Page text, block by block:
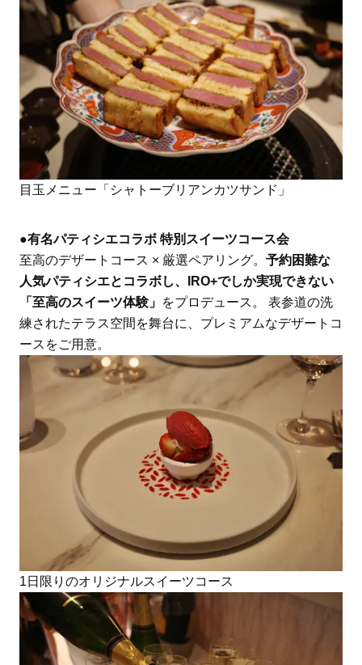
目玉メニュー「シャトーブリアンカツサンド」
●有名パティシエコラボ 特別スイーツコース会
至高のデザートコース × 厳選ペアリング。 予約困難な
人気パティシエとコラボし、IRO+でしか実現できない
「至高のスイーツ体験」 をプロデュース。 表参道の洗
練されたテラス空間を舞台に、プレミアムなデザートコ
ースをご用意。
1日限りのオリジナルスイーツコース